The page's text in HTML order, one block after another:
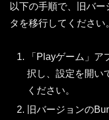
以下の手順で、旧バ
タを移行してください
「Playゲーム」
択し、設定を開い
ください。
旧バージョンの